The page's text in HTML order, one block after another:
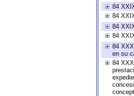
84
84
84
84
84
en su
84